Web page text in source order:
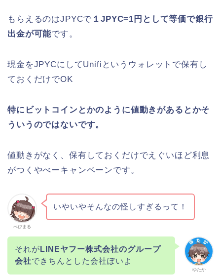
もらえるのはJPYCで １JPYC=1円として等価で銀行
出金が可能です。
現金をJPYCにしてUnifiというウォレットで保有し
ておくだけでOK
特にビットコインとかのように値動きがあるとかそ
ういうのではないです。
値動きがなく、保有しておくだけでえぐいほど利息
がつくやべーキャンペーンです。
べびまる
いやいやそんなの怪しすぎるって！
ゆたか
それが LINEヤフー株式会社のグループ
会社できちんとした会社ぽいよ